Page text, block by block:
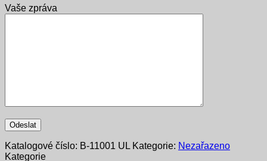
Vaše zpráva
Katalogové číslo: B-11001 UL Kategorie: Nezařazeno
Kategorie